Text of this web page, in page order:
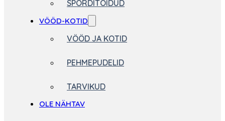
SPORDITOIDUD
VÖÖD-KOTID
VÖÖD JA KOTID
PEHMEPUDELID
TARVIKUD
OLE NÄHTAV